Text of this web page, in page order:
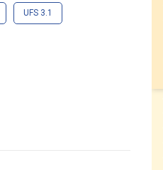
UFS 3.1